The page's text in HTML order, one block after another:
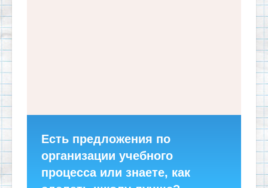
Есть предложения по
организации учебного
процесса или знаете, как